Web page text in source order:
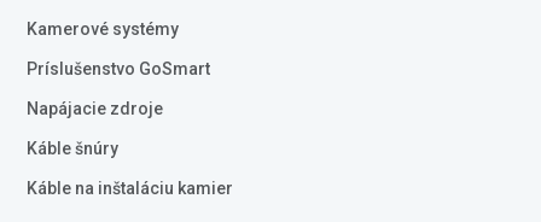
Kamerové systémy
Príslušenstvo GoSmart
Napájacie zdroje
Káble šnúry
Káble na inštaláciu kamier